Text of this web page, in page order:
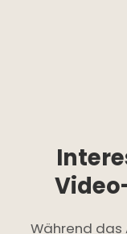
Während das